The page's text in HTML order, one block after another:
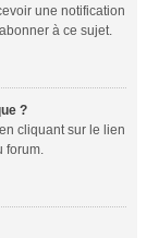
une notification
à ce sujet.
?
cliquant sur le lien
forum.